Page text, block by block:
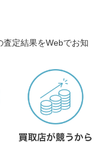
査定結果をWebでお知